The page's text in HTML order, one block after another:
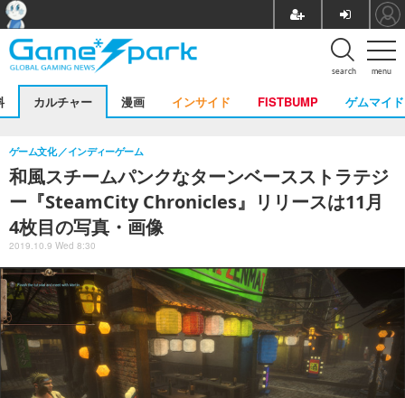
menu
search
カルチャー 漫画 インサイド FISTBUMP ゲムマイド
和風スチームパンクなターンベースストラテジ
ー『SteamCity Chronicles』リリースは11月
4枚目の写真・画像
ゲーム文化 インディーゲーム
2019.10.9 Wed 8:30